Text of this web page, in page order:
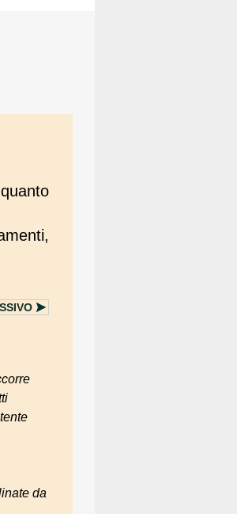
da